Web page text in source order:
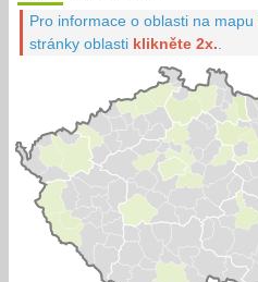
Pro informace o oblasti na mapu
stránky oblasti klikněte 2x.